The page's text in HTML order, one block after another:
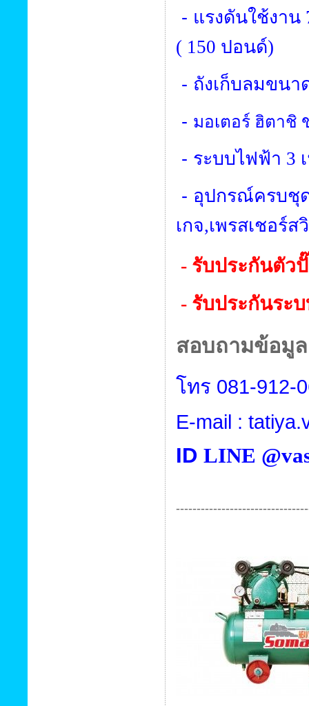
- แรงดันใช้งาน
( 150 ปอนด์)
- ถังเก็บลมขน
- มอเตอร์ ฮิตาชิ
- ระบบไฟฟ้า 3
- อุปกรณ์ครบชุ
เกจ,เพรสเชอร์ส
- รับประกันตัว
- รับประกันระ
สอบถามข้อมูล
โทร 081-912-
E-mail :
ID LINE